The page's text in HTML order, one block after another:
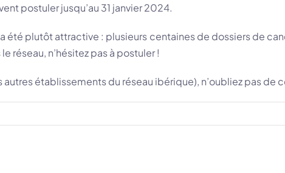
postuler jusqu’au 31 janvier 2024.
été plutôt attractive : plusieurs centaines de dossiers de
réseau, n’hésitez pas à postuler !
établissements du réseau ibérique), n’oubliez pas de